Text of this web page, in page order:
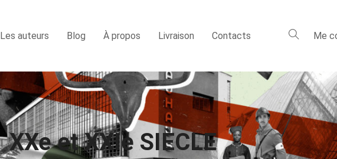
Les auteurs Blog À propos Livraison Contacts Me
XXe et XXIe SIÈCLE